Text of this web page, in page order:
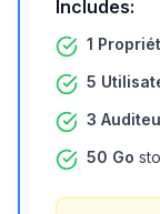
Includes:
1
5
3
50 Go